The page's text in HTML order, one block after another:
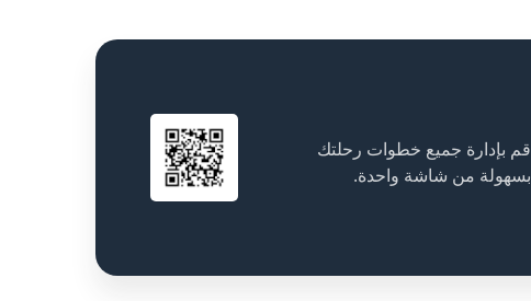
قم بإدارة جميع خطوات رحلتك
بسهولة من شاشة واحدة.